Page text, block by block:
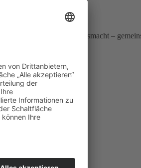
was die Dachsfamilie ausmacht –